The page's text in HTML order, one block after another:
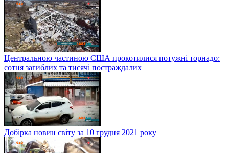
Центральною частиною США прокотилися потужні торнадо:
сотня загиблих та тисячі постраждалих
Добірка новин світу за 10 грудня 2021 року